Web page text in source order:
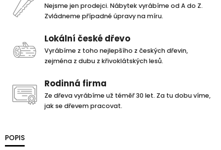
Nejsme jen prodejci. Nábytek vyrábíme od A do Z.
Zvládneme případné úpravy na míru.
Lokální české dřevo
Vyrábíme z toho nejlepšího z českých dřevin,
zejména z dubu z křivoklátských lesů.
Rodinná firma
Ze dřeva vyrábíme už téměř 30 let. Za tu dobu víme,
jak se dřevem pracovat.
POPIS